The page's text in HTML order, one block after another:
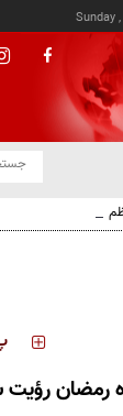
Sunday
انقلاب درباره مسائل
رمضان